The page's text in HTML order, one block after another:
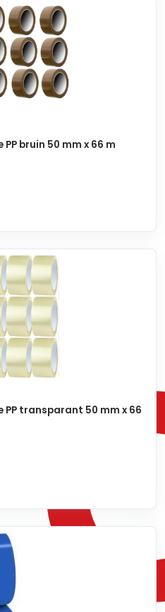
bruin 50 mm x 66 m
transparant 50 mm x 66